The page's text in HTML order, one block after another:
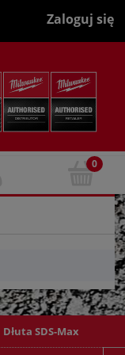
Zaloguj się
Dłuta SDS-Max